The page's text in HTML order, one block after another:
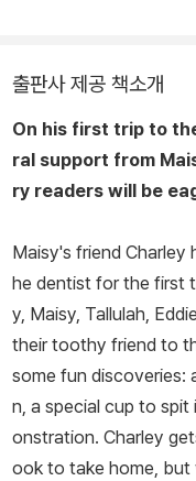
면 어떤 형태로든 발현될
벌레이고, 그만큼 다양한
다른 예술 작품에서도 영
로 아이들이라고 한다.
출판사 제공 책소개
On his first trip to
ral support from
ry readers will be
Maisy's friend
he dentist for the first
y, Maisy, Tallulah,
their toothy friend to
some fun discoveries:
n, a special cup to
onstration. Charley
ook to take home,